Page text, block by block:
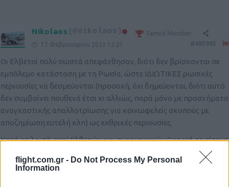
flight.com.gr - Do Not Process My Personal
Information
Nikolaos (@nikolaos)
Famed Member
17 Φεβρουαρίου 2023 12:21
Οι Ελβετοί πολύ σωστά απεφάνθησαν, διότι δεν βρίσκονται σε
εμπόλεμο κατάσταση με τη Ρωσία, ώστε ΙΔΙΩΤΙΚΕΣ ρωσικές
περιουσίες να δεσμεύονται (προσοχή, όχι δημεύονται, διότι αυτό
δεν συμβαίνει πουθενά έτσι κι αλλιώς, παρά μόνο με προσχήματα
αναγκαστικής απαλλοτρίωσης για κοινωφελείς σκοπούς με
αποζημίωση ευτελή κλπ) ως εχθρικές περιουσίες.
Κατά τα λοιπά, περί Ελβετών και πυρομαχικών Gepard, τα είπαμε
https://www.ptisidiastima.com/germany-orders-gepard-